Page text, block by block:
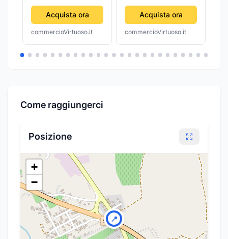
Acquista ora
commercioVirtuoso.it
Acquista ora
commercioVirtuoso.it
Come raggiungerci
Posizione
📍
+
−